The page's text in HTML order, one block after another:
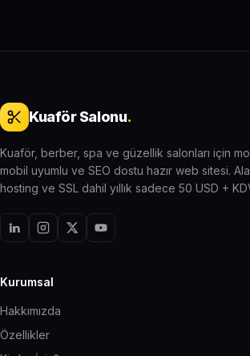
Kuaför Salonu.
Kuaför, berber, spa ve güzellik salonları için
mobil uyumlu ve SEO dostu hazır web sitesi.
hosting ve SSL dahil yıllık sadece 50 USD +
Kurumsal
Hakkımızda
Özellikler